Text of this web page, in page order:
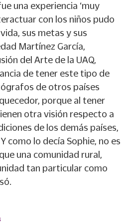
una experiencia ‘muy
con los niños pudo
sus metas y sus
Martínez García,
del Arte de la UAQ,
de tener este tipo de
de otros países
porque al tener
otra visión respecto a
de los demás países,
como lo decía Sophie, no es
una comunidad rural,
tan particular como